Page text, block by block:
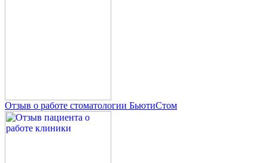
Отзыв о работе стоматологии БьютиСтом